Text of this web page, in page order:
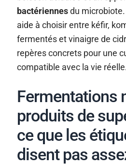
bactériennesdu
aide à choisir entre kéfir,
fermentés et vinaigre de
repères concrets pour une
compatible avec la vie
Fermentations
produits de
ce que les
disent pas